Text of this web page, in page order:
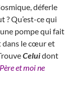
déferle
? Qu’est-ce qui
pompe qui fait
dans le cœur et
Celuidont
et moi ne